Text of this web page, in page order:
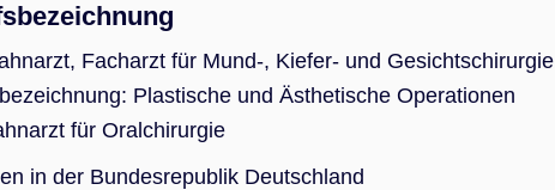
Facharzt für Mund-, Kiefer- und Gesichtschirurgie
Plastische und Ästhetische Operationen
für Oralchirurgie
in der Bundesrepublik Deutschland